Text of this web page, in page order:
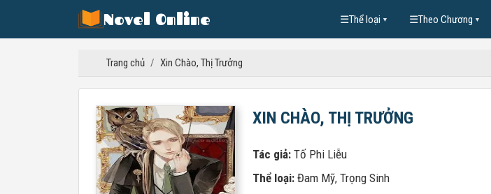
Novel Online ☰Thể loại ▼ ☰Theo Chương ▼
Trang chủ / Xin Chào, Thị Trưởng
XIN CHÀO, THỊ TRƯỞNG
Tác giả: Tố Phi Liễu
Thể loại: Đam Mỹ, Trọng Sinh